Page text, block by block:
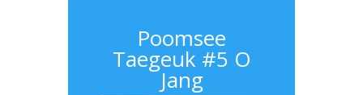
Poomsee
Taegeuk #5 O
Jang